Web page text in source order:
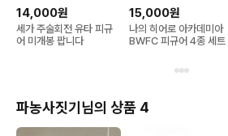
14,000원
세가 주술회전 유타 피규
어 미개봉 팝니다
15,000원
나의 히어로 아카데미아
BWFC 피규어 4종 세트
파농사짓기님의 상품 4